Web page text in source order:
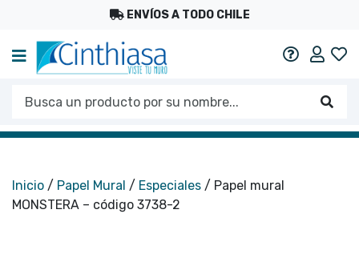
ENVÍOS A TODO CHILE
Mi
Busca un producto por su nombre...
Inicio / Papel Mural / Especiales / Papel mural
MONSTERA – código 3738-2